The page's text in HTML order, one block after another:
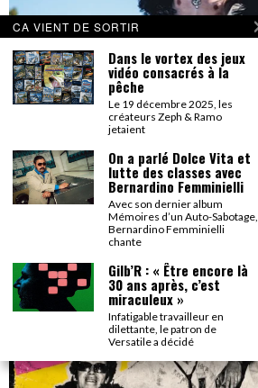
CA VIENT DE SORTIR
Dans le vortex des jeux
vidéo consacrés à la
pêche
Le 19 décembre 2025, les
créateurs Zeph & Ramo
jetaient
On a parlé Dolce Vita et
lutte des classes avec
Bernardino Femminielli
Avec son dernier album
Mémoires d’un Auto-Sabotage,
Bernardino Femminielli
chante
Gilb’R : « Être encore là
30 ans après, c’est
miraculeux »
Infatigable travailleur en
dilettante, le patron de
Versatile a décidé